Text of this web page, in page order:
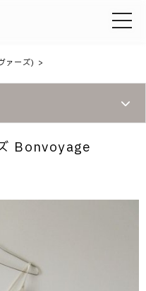
toggle
ァーズ) >
Bonvoyage